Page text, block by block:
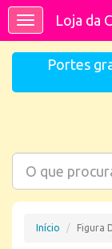
ToggleLoja da
Portes
Início Figura